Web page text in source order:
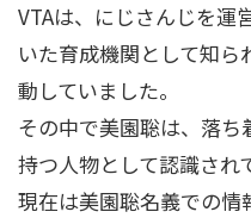
VTAは、にじさんじを運
いた育成機関として知
動していました。
その中で美園聡は、落
持つ人物として認識され
現在は美園聡名義での